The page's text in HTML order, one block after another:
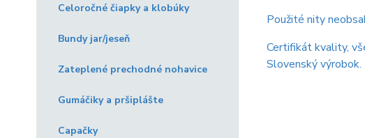
Celoročné čiapky a klobúky
Bundy jar/jeseň
Zateplené prechodné nohavice
Gumáčiky a pršiplášte
Capačky
Použité nity
Certifikát kvality,
Slovenský výrobok.